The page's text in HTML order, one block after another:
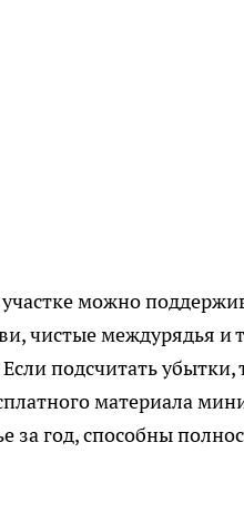
можно
чистые междурядья и
подсчитать убытки,
материала
за год, способны